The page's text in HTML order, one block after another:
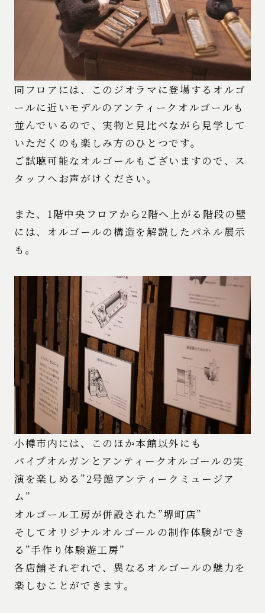
同フロアには、このジオラマに登場するオルゴ
ールに近いモデルのアンティークオルゴールも
並んでいるので、実物と見比べながら見学して
いただくのも楽しみ方のひとつです。
ご試聴可能なオルゴールもございますので、ス
タッフへお声がけください。
また、1階中央フロアから2階へ上がる階段の壁
には、オルゴールの構造を解説したパネル展示
も。
小樽市内には、このほか本館以外にも
パイプオルガンとアンティークオルゴールの実
演を楽しめる”2号館アンティークミュージア
ム”
オルゴール工房が併設された”堺町店”
そしてオリジナルオルゴールの制作体験ができ
る”手作り体験遊工房”
各店舗それぞれで、異なるオルゴールの魅力を
楽しむことができます。